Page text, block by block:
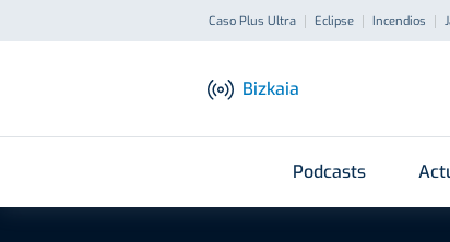
Caso Plus Ultra Eclipse Incendios
Bizkaia
Podcasts